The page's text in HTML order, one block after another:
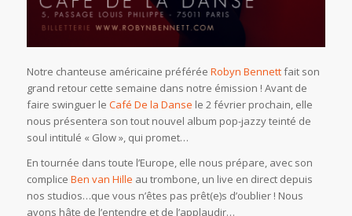
Notre chanteuse américaine préférée Robyn Bennettfait son
grand retour cette semaine dans notre émission ! Avant de
faire swinguer le Café De la Danse le 2 février prochain, elle
nous présentera son tout nouvel album pop-jazzy teinté de
soul intitulé « Glow », qui promet…
En tournée dans toute l’Europe, elle nous prépare, avec son
complice Ben van Hille au trombone, un live en direct depuis
nos studios…que vous n’êtes pas prêt(e)s d’oublier ! Nous
avons hâte de l’entendre et de l’applaudir…